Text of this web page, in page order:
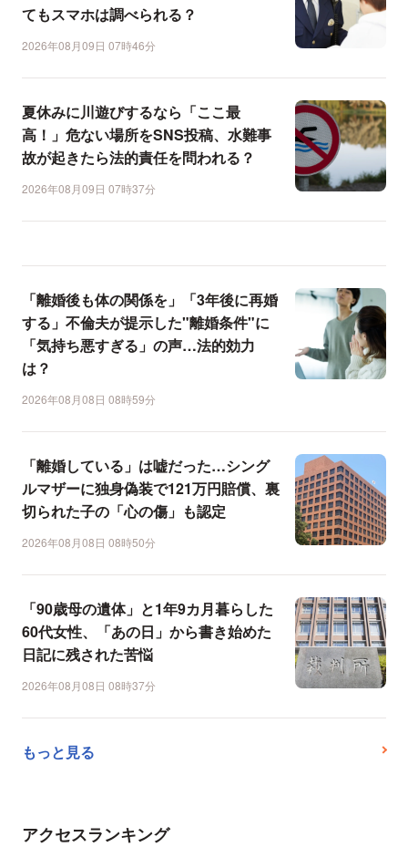
てもスマホは調べられる？
2026年08月09日 07時46分
夏休みに川遊びするなら「ここ最
高！」危ない場所をSNS投稿、水難事
故が起きたら法的責任を問われる？
2026年08月09日 07時37分
「離婚後も体の関係を」「3年後に再婚
する」不倫夫が提示した"離婚条件"に
「気持ち悪すぎる」の声…法的効力
は？
2026年08月08日 08時59分
「離婚している」は嘘だった…シング
ルマザーに独身偽装で121万円賠償、裏
切られた子の「心の傷」も認定
2026年08月08日 08時50分
「90歳母の遺体」と1年9カ月暮らした
60代女性、「あの日」から書き始めた
日記に残された苦悩
2026年08月08日 08時37分
もっと見る
アクセスランキング